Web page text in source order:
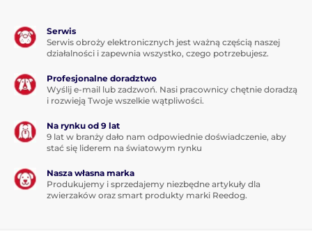
Serwis
Serwis obroży elektronicznych jest ważną częścią naszej
działalności i zapewnia wszystko, czego potrzebujesz.
Profesjonalne doradztwo
Wyślij e-mail lub zadzwoń. Nasi pracownicy chętnie doradzą
i rozwieją Twoje wszelkie wątpliwości.
Na rynku od 9 lat
9 lat w branży dało nam odpowiednie doświadczenie, aby
stać się liderem na światowym rynku
Nasza własna marka
Produkujemy i sprzedajemy niezbędne artykuły dla
zwierzaków oraz smart produkty marki Reedog.